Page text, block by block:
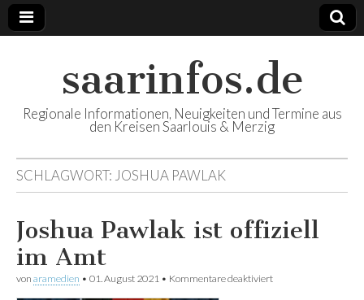
saarinfos.de
Regionale Informationen, Neuigkeiten und Termine aus
den Kreisen Saarlouis & Merzig
SCHLAGWORT: JOSHUA PAWLAK
Joshua Pawlak ist offiziell
im Amt
von aramedien • 01. August 2021 • Kommentare deaktiviert